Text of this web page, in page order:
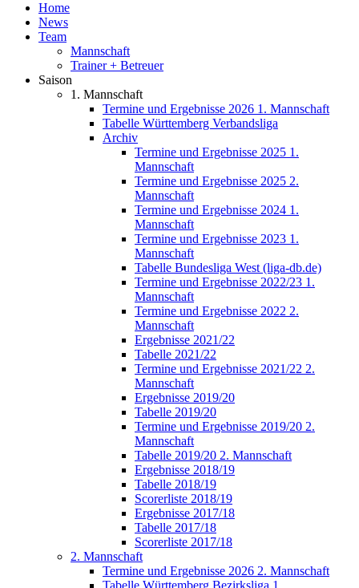
Home
News
Team
Mannschaft
Trainer + Betreuer
Saison
1. Mannschaft
Termine und Ergebnisse 2026 1. Mannschaft
Tabelle Württemberg Verbandsliga
Archiv
Termine und Ergebnisse 2025 1.
Mannschaft
Termine und Ergebnisse 2025 2.
Mannschaft
Termine und Ergebnisse 2024 1.
Mannschaft
Termine und Ergebnisse 2023 1.
Mannschaft
Tabelle Bundesliga West (liga-db.de)
Termine und Ergebnisse 2022/23 1.
Mannschaft
Termine und Ergebnisse 2022 2.
Mannschaft
Ergebnisse 2021/22
Tabelle 2021/22
Termine und Ergebnisse 2021/22 2.
Mannschaft
Ergebnisse 2019/20
Tabelle 2019/20
Termine und Ergebnisse 2019/20 2.
Mannschaft
Tabelle 2019/20 2. Mannschaft
Ergebnisse 2018/19
Tabelle 2018/19
Scorerliste 2018/19
Ergebnisse 2017/18
Tabelle 2017/18
Scorerliste 2017/18
2. Mannschaft
Termine und Ergebnisse 2026 2. Mannschaft
Tabelle Württemberg Bezirksliga 1